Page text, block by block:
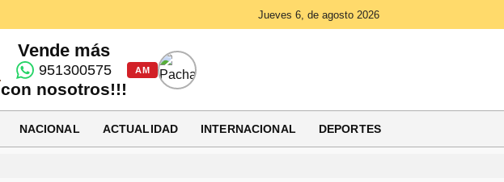
Jueves 6, de agosto 2026
Vende más
951300575
con nosotros!!!
AM
NACIONAL ACTUALIDAD INTERNACIONAL DEPORTES